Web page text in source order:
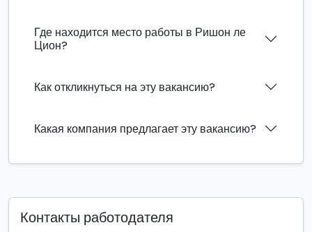
Где находится место работы в Ришон ле
Цион?
Как откликнуться на эту вакансию?
Какая компания предлагает эту вакансию?
Контакты работодателя